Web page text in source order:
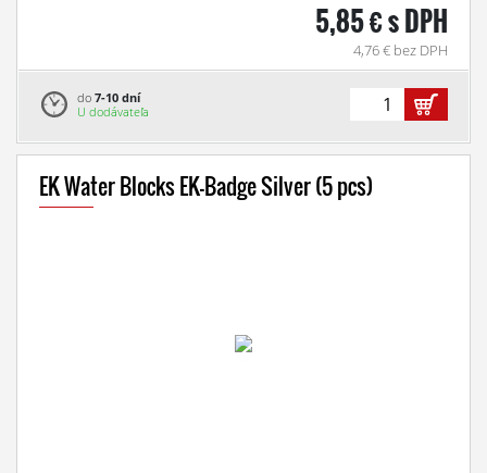
5,85 € s DPH
4,76 € bez DPH
do 7-10 dní
U dodávateľa
EK Water Blocks EK-Badge Silver (5 pcs)